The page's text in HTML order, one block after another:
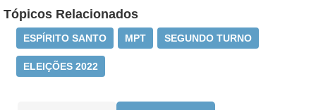
Tópicos Relacionados
ESPÍRITO SANTO MPT SEGUNDO TURNO
ELEIÇÕES 2022